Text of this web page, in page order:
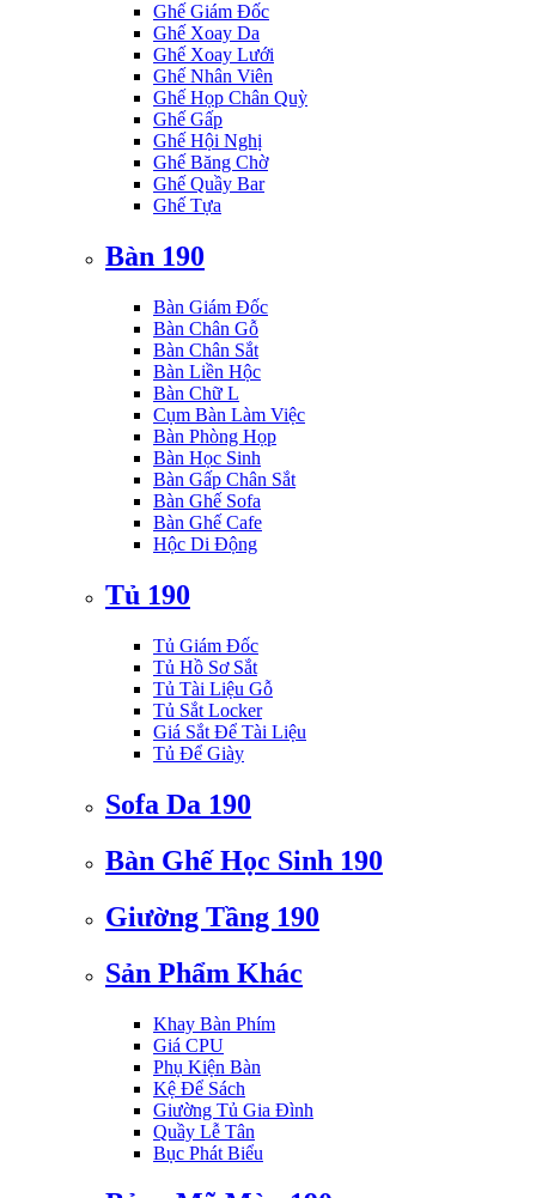
Ghế Giám Đốc
Ghế Xoay Da
Ghế Xoay Lưới
Ghế Nhân Viên
Ghế Họp Chân Quỳ
Ghế Gấp
Ghế Hội Nghị
Ghế Băng Chờ
Ghế Quầy Bar
Ghế Tựa
Bàn 190
Bàn Giám Đốc
Bàn Chân Gỗ
Bàn Chân Sắt
Bàn Liền Hộc
Bàn Chữ L
Cụm Bàn Làm Việc
Bàn Phòng Họp
Bàn Học Sinh
Bàn Gấp Chân Sắt
Bàn Ghế Sofa
Bàn Ghế Cafe
Hộc Di Động
Tủ 190
Tủ Giám Đốc
Tủ Hồ Sơ Sắt
Tủ Tài Liệu Gỗ
Tủ Sắt Locker
Giá Sắt Để Tài Liệu
Tủ Để Giày
Sofa Da 190
Bàn Ghế Học Sinh 190
Giường Tầng 190
Sản Phẩm Khác
Khay Bàn Phím
Giá CPU
Phụ Kiện Bàn
Kệ Để Sách
Giường Tủ Gia Đình
Quầy Lễ Tân
Bục Phát Biểu